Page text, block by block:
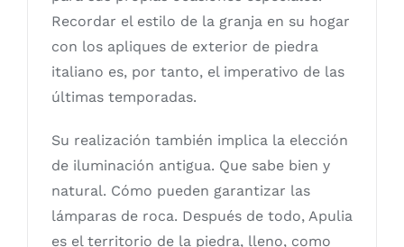
Recordar el estilo de la granja en su hogar
con los apliques de exterior de piedra
italiano es, por tanto, el imperativo de las
últimas temporadas.
Su realización también implica la elección
de iluminación antigua. Que sabe bien y
natural. Cómo pueden garantizar las
lámparas de roca. Después de todo, Apulia
es el territorio de la piedra, lleno, como